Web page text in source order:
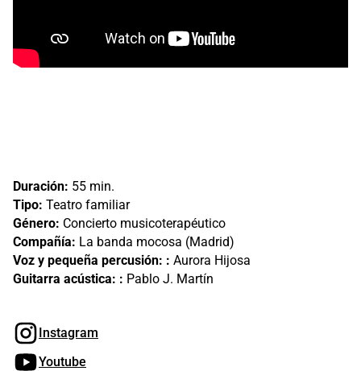
Duración: 55 min.
Tipo: Teatro familiar
Género: Concierto musicoterapéutico
Compañía: La banda mocosa (Madrid)
Voz y pequeña percusión: : Aurora Hijosa
Guitarra acústica: : Pablo J. Martín
Instagram
Youtube